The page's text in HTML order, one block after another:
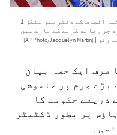
خصوصی وکیل جیک اسمتھ واشنگٹن میں محکمہ انصاف کے دفتر میں منگل 1
فرد جرم عائد کرنے کے بارے میں
[AP Photo/Jacquelyn Martin]
صرف ایک حصہ بیان
بڑے جرم پر خاموشی
ذریعے حکومت کا
پر بطور ڈکٹیٹر